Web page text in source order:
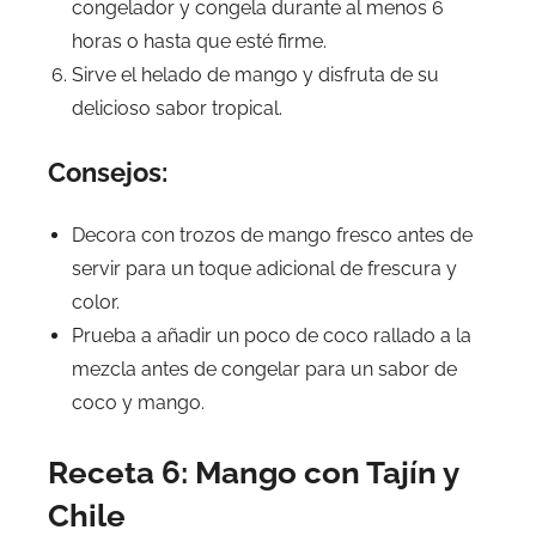
congelador y congela durante al menos 6
horas o hasta que esté firme.
Sirve el helado de mango y disfruta de su
delicioso sabor tropical.
Consejos:
Decora con trozos de mango fresco antes de
servir para un toque adicional de frescura y
color.
Prueba a añadir un poco de coco rallado a la
mezcla antes de congelar para un sabor de
coco y mango.
Receta 6: Mango con Tajín y
Chile